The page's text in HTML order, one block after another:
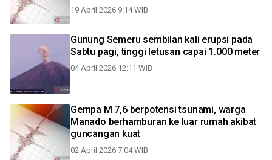
19 April 2026 9:14 WIB
Gunung Semeru sembilan kali erupsi pada
Sabtu pagi, tinggi letusan capai 1.000 meter
04 April 2026 12:11 WIB
Gempa M 7,6 berpotensi tsunami, warga
Manado berhamburan ke luar rumah akibat
guncangan kuat
02 April 2026 7:04 WIB